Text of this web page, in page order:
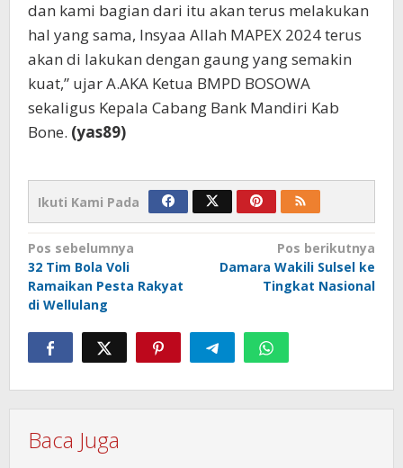
dan kami bagian dari itu akan terus melakukan
hal yang sama, Insyaa Allah MAPEX 2024 terus
akan di lakukan dengan gaung yang semakin
kuat,” ujar A.AKA Ketua BMPD BOSOWA
sekaligus Kepala Cabang Bank Mandiri Kab
Bone. (yas89)
Ikuti Kami Pada
Navigasi
pos
Pos sebelumnya
32 Tim Bola Voli
Ramaikan Pesta Rakyat
di Wellulang
Pos berikutnya
Damara Wakili Sulsel ke
Tingkat Nasional
Baca Juga